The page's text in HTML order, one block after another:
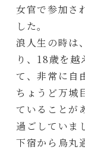
女官で参加さ
した。
浪人生の時は
り、18歳を
て、非常に自
ちょうど万城
ていることが
過ごしていま
下宿から烏丸